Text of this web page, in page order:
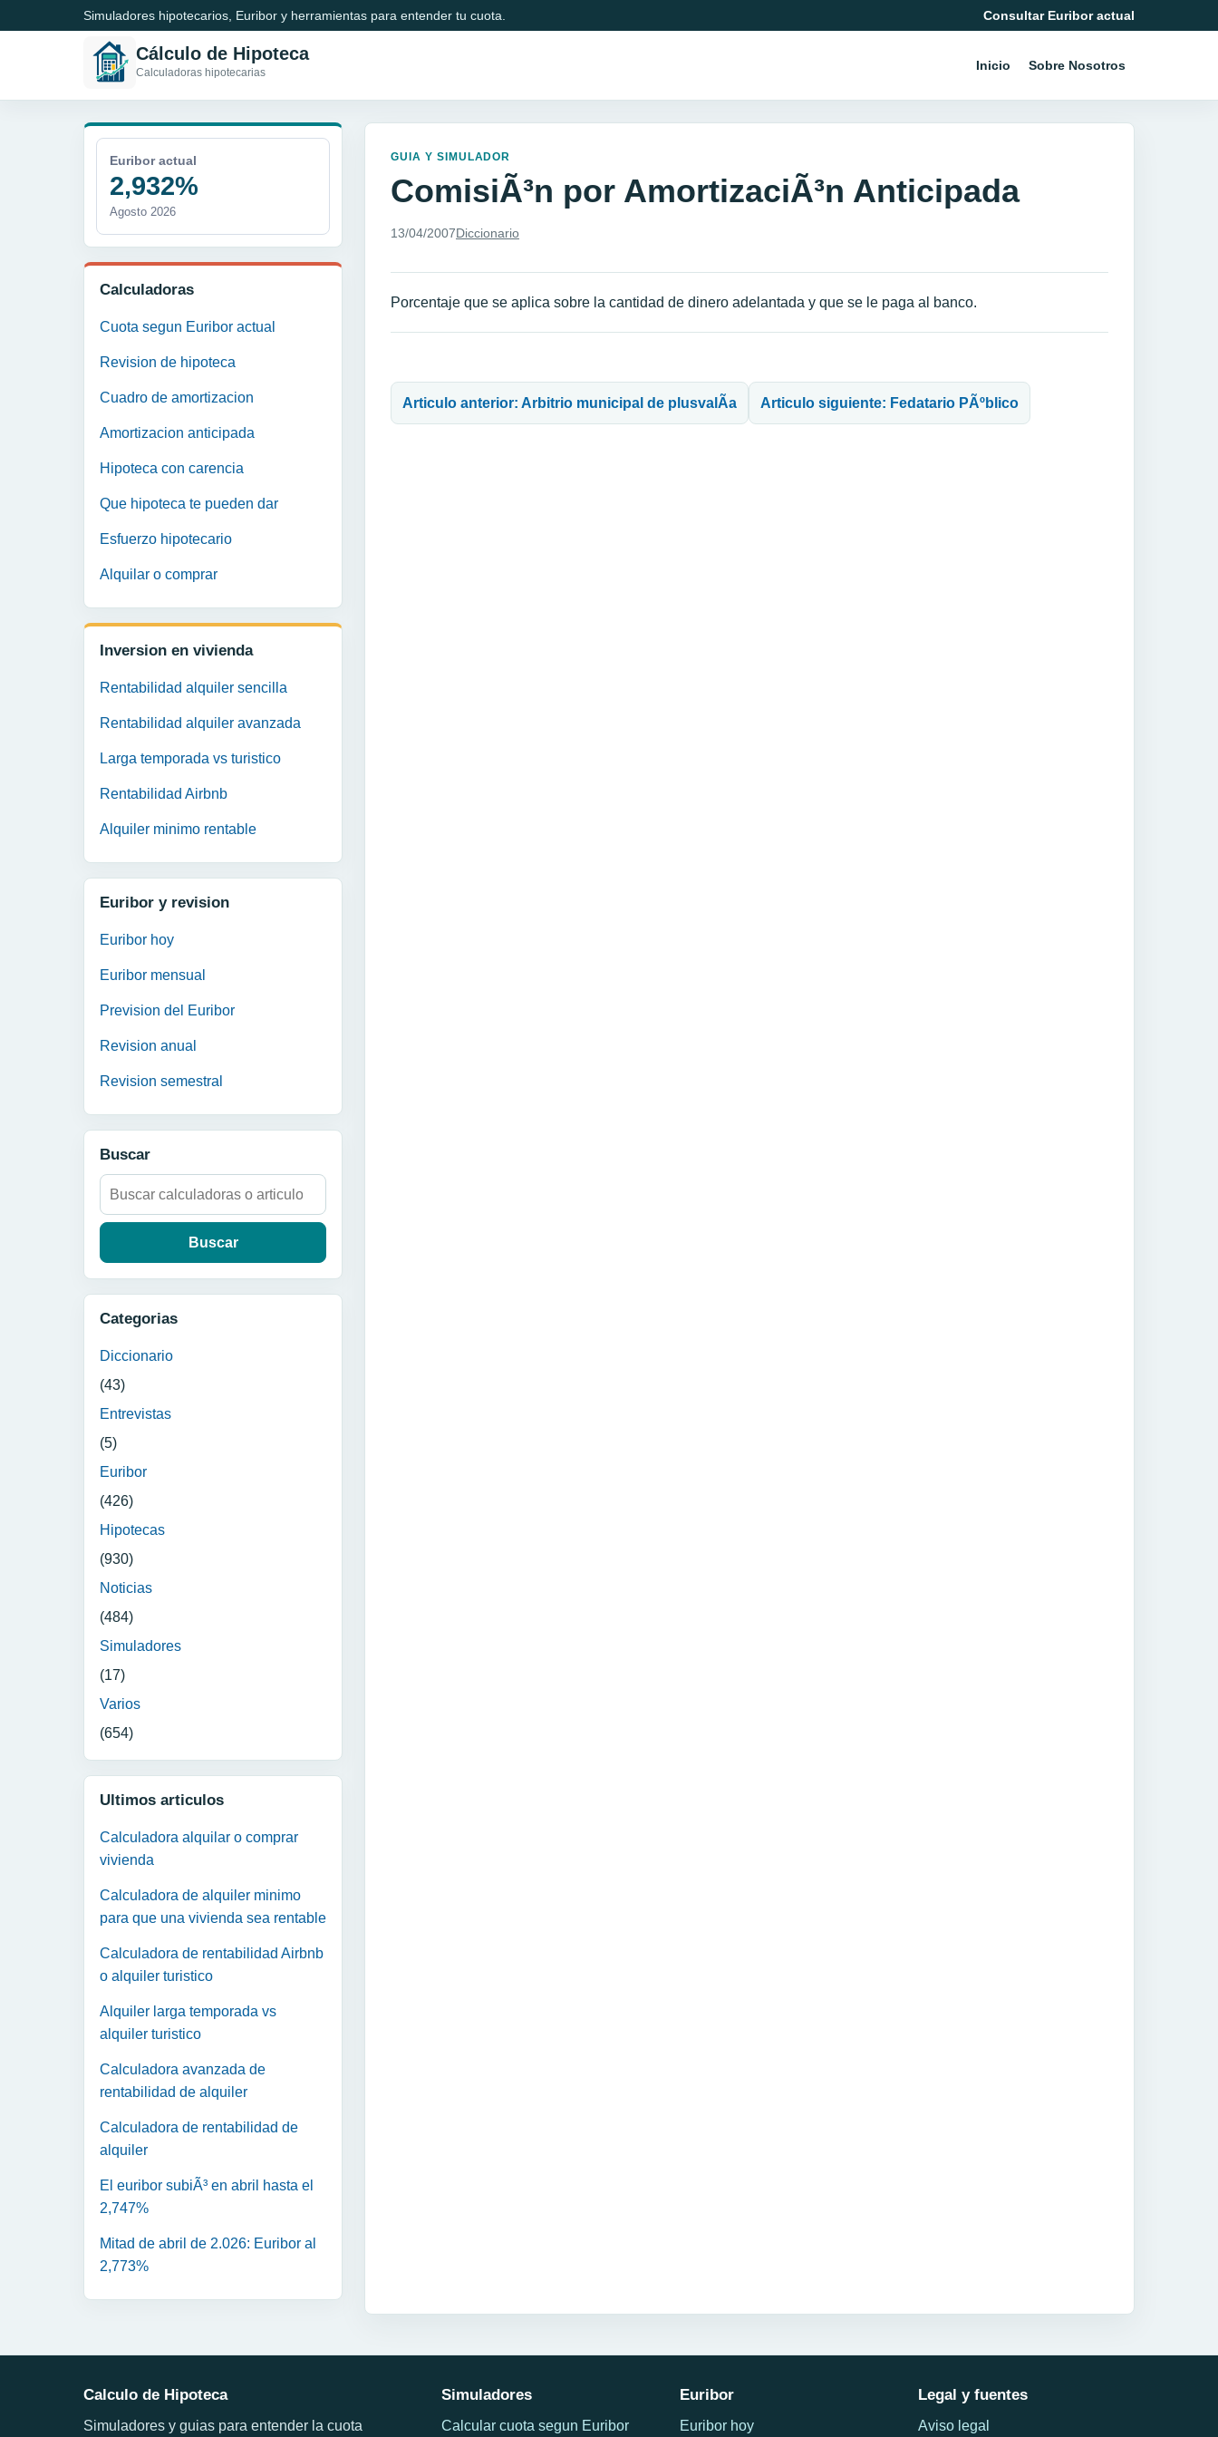
Simuladores hipotecarios, Euribor y herramientas para entender tu cuota. Consultar Euribor actual
Cálculo de Hipoteca
Calculadoras hipotecarias Inicio Sobre Nosotros
Euribor actual
2,932%
Agosto 2026
Calculadoras
Cuota segun Euribor actual
Revision de hipoteca
Cuadro de amortizacion
Amortizacion anticipada
Hipoteca con carencia
Que hipoteca te pueden dar
Esfuerzo hipotecario
Alquilar o comprar
Inversion en vivienda
Rentabilidad alquiler sencilla
Rentabilidad alquiler avanzada
Larga temporada vs turistico
Rentabilidad Airbnb
Alquiler minimo rentable
Euribor y revision
Euribor hoy
Euribor mensual
Prevision del Euribor
Revision anual
Revision semestral
Buscar
Buscar:
Categorias
Diccionario
(43)
Entrevistas
(5)
Euribor
(426)
Hipotecas
(930)
Noticias
(484)
Simuladores
(17)
Varios
(654)
Ultimos articulos
Calculadora alquilar o comprar
vivienda
Calculadora de alquiler minimo
para que una vivienda sea rentable
Calculadora de rentabilidad Airbnb
o alquiler turistico
Alquiler larga temporada vs
alquiler turistico
Calculadora avanzada de
rentabilidad de alquiler
Calculadora de rentabilidad de
alquiler
El euribor subiÃ³ en abril hasta el
2,747%
Mitad de abril de 2.026: Euribor al
2,773%
GUIA Y SIMULADOR
ComisiÃ³n por AmortizaciÃ³n Anticipada
13/04/2007Diccionario
Porcentaje que se aplica sobre la cantidad de dinero adelantada y que se le paga al banco.
Articulo anterior: Arbitrio municipal de plusvalÃ­a Articulo siguiente: Fedatario PÃºblico
Calculo de Hipoteca
Simuladores y guias para entender la cuota
Simuladores
Calcular cuota segun Euribor
Euribor
Euribor hoy
Legal y fuentes
Aviso legal